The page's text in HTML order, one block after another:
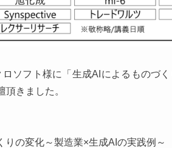
ソフト様に「生成AIによるものづ
きました。
りの変化～製造業×生成AIの実践例～